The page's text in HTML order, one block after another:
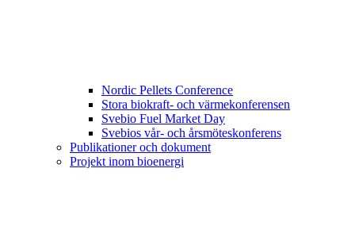
Nordic Pellets Conference
Stora biokraft- och värmekonferensen
Svebio Fuel Market Day
Svebios vår- och årsmöteskonferens
Publikationer och dokument
Projekt inom bioenergi